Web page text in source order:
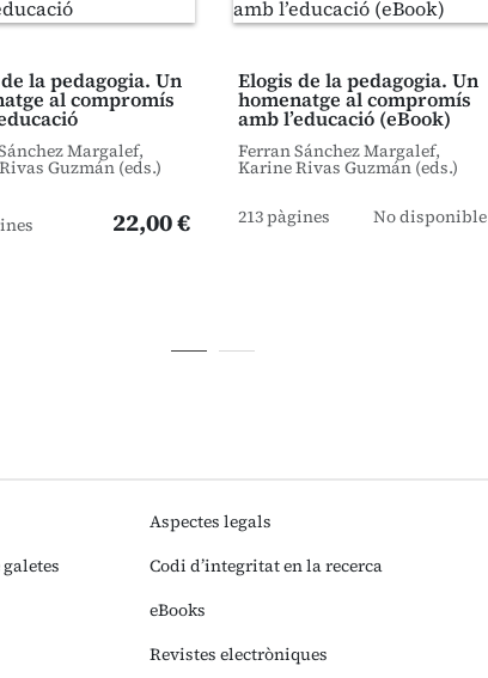
la pedagogia. Un
al compromís
Margalef,
Guzmán (eds.)
22,00 €
Elogis de la pedagogia. Un
homenatge al compromís
amb l’educació (eBook)
Ferran Sánchez Margalef,
Karine Rivas Guzmán (eds.)
213 pàgines No disponible
Aspectes legals
Codi d’integritat en la recerca
eBooks
Revistes electròniques